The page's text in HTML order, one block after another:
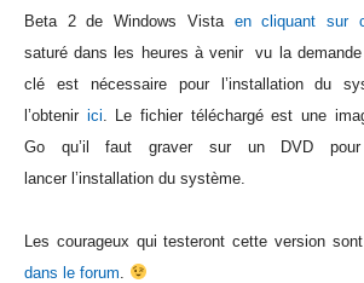
Beta 2 de Windows Vista en cliquant sur
saturé dans les heures à venir vu la
clé est nécessaire pour l’installation du
l’obtenir ici. Le fichier téléchargé est une
Go qu’il faut graver sur un DVD
lancer l’installation du système.
Les courageux qui testeront cette version
dans le forum.